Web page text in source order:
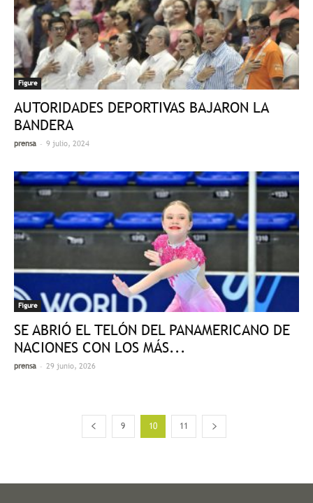
Figure
AUTORIDADES DEPORTIVAS BAJARON LA
BANDERA
prensa - 9 julio, 2024
Figure
SE ABRIÓ EL TELÓN DEL PANAMERICANO DE
NACIONES CON LOS MÁS...
prensa - 29 junio, 2026
9 10 11